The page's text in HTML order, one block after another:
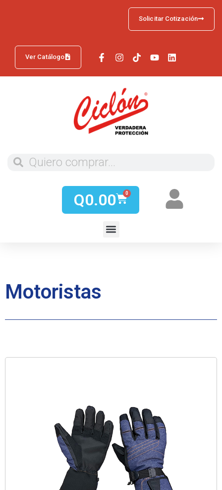
Ver Catálogo
Solicitar Cotización
Q0.00 0
Motoristas